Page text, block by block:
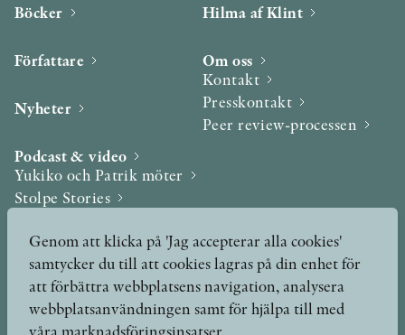
Böcker
Författare
Nyheter
Podcast & video
Yukiko och Patrik möter
Stolpe Stories
Utmärkelser & Format
Utmärkelser
Övriga format
Hilma af Klint
Om oss
Kontakt
Presskontakt
Peer review-processen
Genom att klicka på 'Jag accepterar alla cookies'
samtycker du till att cookies lagras på din enhet för
att förbättra webbplatsens navigation, analysera
webbplatsanvändningen samt för hjälpa till med